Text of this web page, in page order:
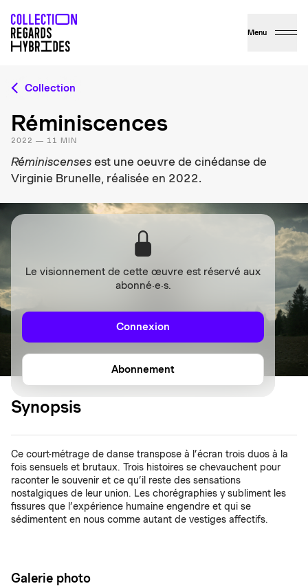
Menu
Collection
Réminiscences
2022 — 11 MIN
Réminiscenses est une oeuvre de cinédanse de
Virginie Brunelle, réalisée en 2022.
Le visionnement de cette œuvre est réservé aux
abonné·e·s.
Connexion
Abonnement
Synopsis
Ce court-métrage de danse transpose à l’écran trois duos à la
fois sensuels et brutaux. Trois histoires se chevauchent pour
raconter le souvenir et ce qu’il reste des sensations
nostalgiques de leur union. Les chorégraphies y subliment les
fissures que l’expérience humaine engendre et qui se
sédimentent en nous comme autant de vestiges affectifs.
Galerie photo